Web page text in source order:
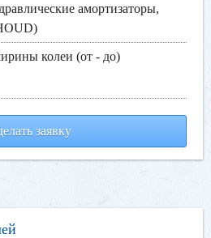
амортизаторы,
колеи (от - до)
заявку